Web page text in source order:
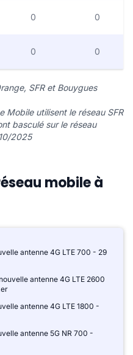
0 0
0 0
SFR et Bouygues
Mobile utilisent le réseau SFR
basculé sur le réseau
2025
mobile à
antenne 4G LTE 700 - 29
antenne 4G LTE 2600
antenne 4G LTE 1800 -
antenne 5G NR 700 -